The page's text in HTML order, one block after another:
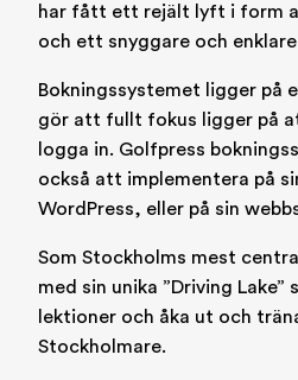
har fått ett rejält lyft i form
och ett snyggare och
Bokningssystemet ligger på
gör att fullt fokus ligger på
logga in. Golfpress
också att implementera på
WordPress, eller på sin
Som Stockholms mest
med sin unika ”Driving
lektioner och åka ut och
Stockholmare.